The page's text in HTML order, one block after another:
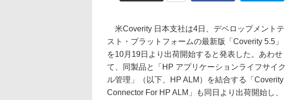
米Coverity 日本支社は4日、デベロップメントテ
スト・プラットフォームの最新版「Coverity 5.5」
を10月19日より出荷開始すると発表した。あわせ
て、同製品と「HP アプリケーションライフサイク
ル管理」（以下、HP ALM）を結合する「Coverity
Connector For HP ALM」も同日より出荷開始し、